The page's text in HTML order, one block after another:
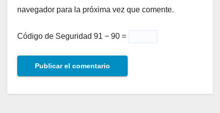
navegador para la próxima vez que comente.
Código de Seguridad 91 − 90 =